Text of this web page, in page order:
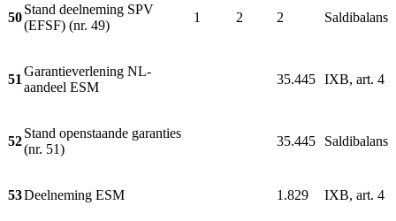
50
Stand deelneming SPV
(EFSF) (nr. 49)
1 2 2 Saldibalans
51
Garantieverlening NL-
aandeel ESM
35.445 IXB, art. 4
52
Stand openstaande garanties
(nr. 51)
35.445 Saldibalans
53Deelneming ESM 1.829 IXB, art. 4